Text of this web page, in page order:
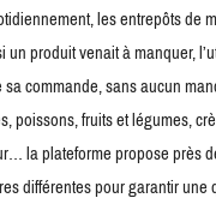
les entrepôts de
produit venait à manquer,
commande, sans aucun
poissons, fruits et légumes,
la plateforme propose près
différentes pour garantir une